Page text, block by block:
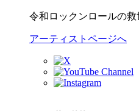
令和ロックンロールの救
アーティストページへ